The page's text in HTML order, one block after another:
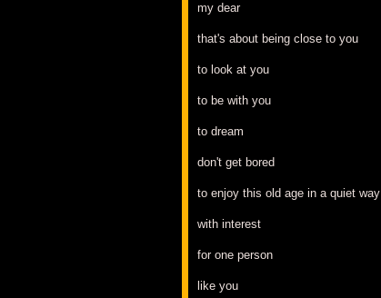
my dear
that's about being close to you
to look at you
to be with you
to dream
don't get bored
to enjoy this old age in a quiet way
with interest
for one person
like you